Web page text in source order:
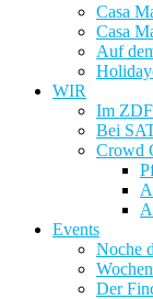
Casa
Casa
Auf
WIR
Im ZDF
Bei
Crowd
Events
Noche
Der